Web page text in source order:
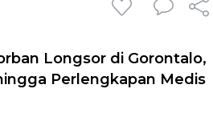
Longsor di Gorontalo,
Perlengkapan Medis